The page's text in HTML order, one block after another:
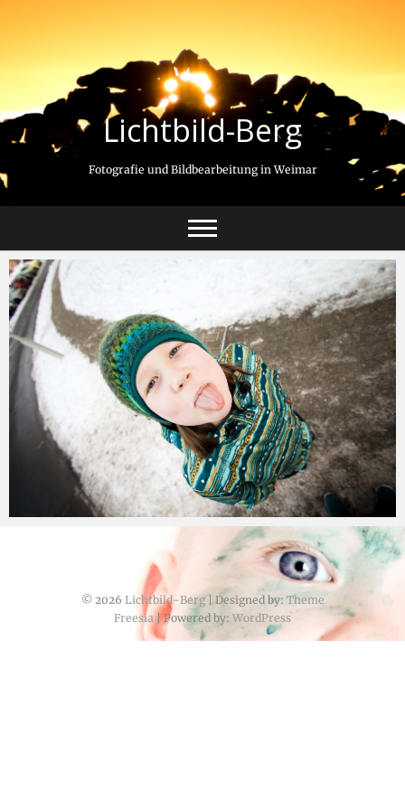
Lichtbild-Berg
Fotografie und Bildbearbeitung in Weimar
© 2026 Lichtbild-Berg| Designed by: Theme
Freesia| Powered by: WordPress